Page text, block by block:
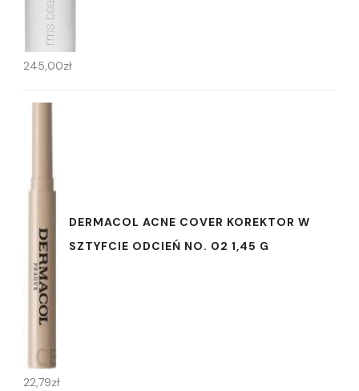
245,00zł
DERMACOL ACNE COVER KOREKTOR W
SZTYFCIE ODCIEŃ NO. 02 1,45 G
22,79zł